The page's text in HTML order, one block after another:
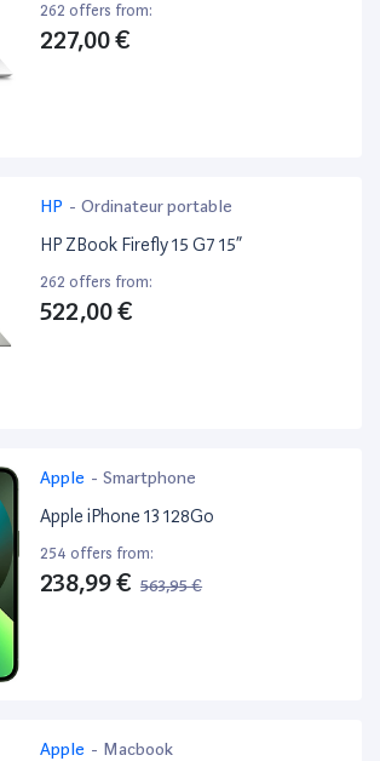
262 offers from:
227,00 €
HP - Ordinateur portable
HP ZBook Firefly 15 G7 15”
262 offers from:
522,00 €
Apple - Smartphone
Apple iPhone 13 128Go
254 offers from:
238,99 € 563,95 €
Apple - Macbook